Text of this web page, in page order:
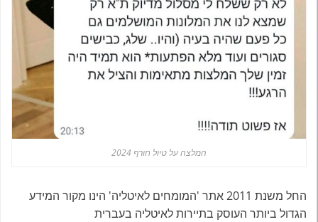
המלצה על טיול חורף 2024
החל משנת 2011 אתר 'המומחים לאיטליה' הינו מקור המידע
הגדול ביותר העוסק בתיירות לאיטליה בעברית